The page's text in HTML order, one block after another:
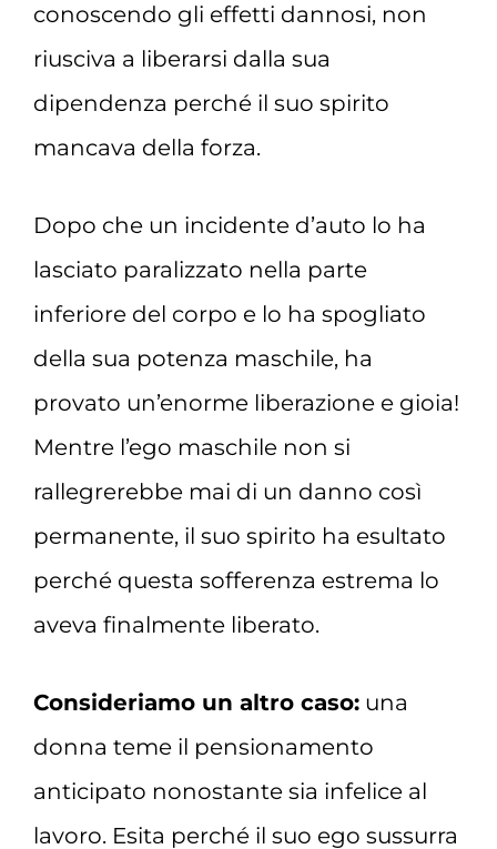
conoscendo gli effetti dannosi, non
riusciva a liberarsi dalla sua
dipendenza perché il suo spirito
mancava della forza.
Dopo che un incidente d’auto lo ha
lasciato paralizzato nella parte
inferiore del corpo e lo ha spogliato
della sua potenza maschile, ha
provato un’enorme liberazione e gioia!
Mentre l’ego maschile non si
rallegrerebbe mai di un danno così
permanente, il suo spirito ha esultato
perché questa sofferenza estrema lo
aveva finalmente liberato.
Consideriamo un altro caso: una
donna teme il pensionamento
anticipato nonostante sia infelice al
lavoro. Esita perché il suo ego sussurra